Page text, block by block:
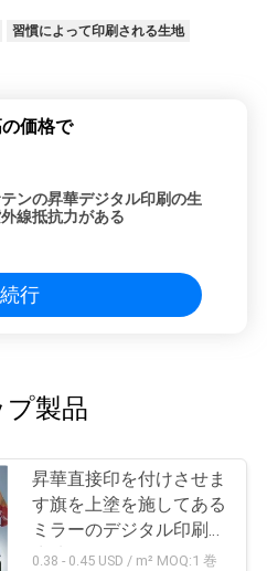
習慣によって印刷される生地
価格で
ンの昇華デジタル印刷の生
線抵抗力がある
続行
プ製品
昇華直接印を付けさせま
す旗を上塗を施してある
ミラーのデジタル印刷の
生地
0.38 - 0.45 USD / m² MOQ:1 巻